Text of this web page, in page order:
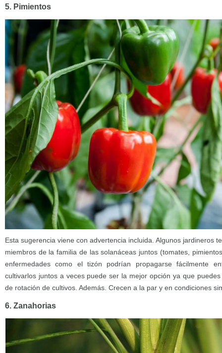
5. Pimientos
Esta sugerencia viene con advertencia incluida. Algunos jardineros
miembros de la familia de las solanáceas juntos (tomates,
enfermedades como el tizón podrían propagarse fácilmente
cultivarlos juntos a veces puede ser la mejor opción ya que
de rotación de cultivos. Además. Crecen a la par y en condiciones
6. Zanahorias